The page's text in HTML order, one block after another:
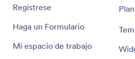
Regístrese
Haga un Formulario
Mi espacio de trabajo